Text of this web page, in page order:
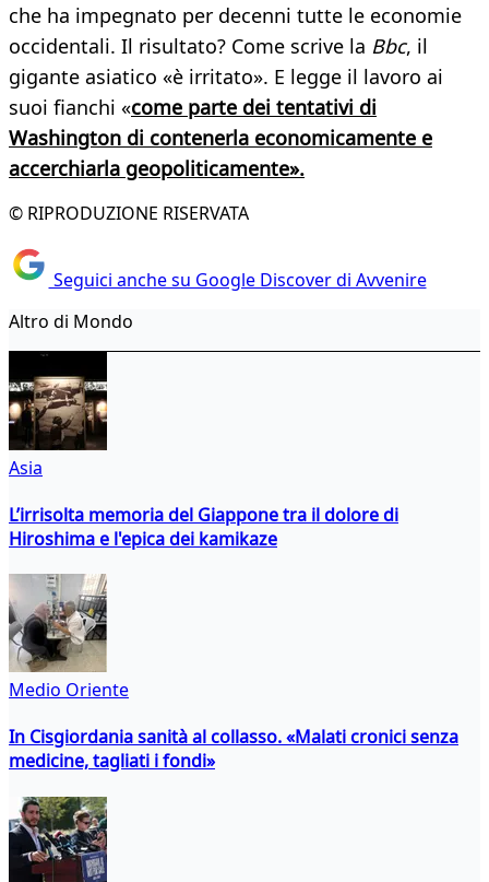
che ha impegnato per decenni tutte le economie
occidentali. Il risultato? Come scrive la Bbc, il
gigante asiatico «è irritato». E legge il lavoro ai
suoi fianchi «come parte dei tentativi di
Washington di contenerla economicamente e
accerchiarla geopoliticamente».
© RIPRODUZIONE RISERVATA
Seguici anche su Google Discover di Avvenire
Altro di Mondo
Asia
L’irrisolta memoria del Giappone tra il dolore di
Hiroshima e l'epica dei kamikaze
Medio Oriente
In Cisgiordania sanità al collasso. «Malati cronici senza
medicine, tagliati i fondi»